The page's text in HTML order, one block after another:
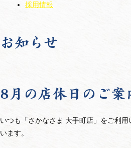
採用情報
お知らせ
8月の店休日のご案
いつも「さかなさま 大手町店」をご利
います。